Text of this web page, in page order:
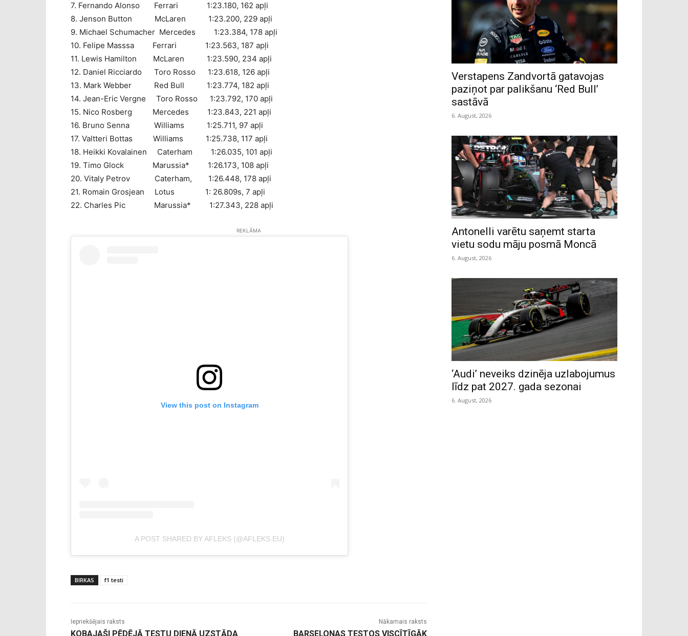
7. Fernando Alonso Ferrari 1:23.180, 162 apļi
8. Jenson Button McLaren 1:23.200, 229 apļi
9. Michael Schumacher Mercedes 1:23.384, 178 apļi
10. Felipe Masssa Ferrari 1:23.563, 187 apļi
11. Lewis Hamilton McLaren 1:23.590, 234 apļi
12. Daniel Ricciardo Toro Rosso 1:23.618, 126 apļi
13. Mark Webber Red Bull 1:23.774, 182 apļi
14. Jean-Eric Vergne Toro Rosso 1:23.792, 170 apļi
15. Nico Rosberg Mercedes 1:23.843, 221 apļi
16. Bruno Senna Williams 1:25.711, 97 apļi
17. Valtteri Bottas Williams 1:25.738, 117 apļi
18. Heikki Kovalainen Caterham 1:26.035, 101 apļi
19. Timo Glock Marussia* 1:26.173, 108 apļi
20. Vitaly Petrov Caterham, 1:26.448, 178 apļi
21. Romain Grosjean Lotus 1: 26.809s, 7 apļi
22. Charles Pic Marussia* 1:27.343, 228 apļi
REKLĀMA
View this post on Instagram
A POST SHARED BY AFLEKS (@AFLEKS.EU)
BIRKAS f1 testi
Iepriekšējais raksts
KOBAJAŠI PĒDĒJĀ TESTU DIENĀ UZSTĀDA
Nākamais raksts
BARSELONAS TESTOS VISCĪTĪGĀK
Verstapens Zandvortā gatavojas
paziņot par palikšanu ‘Red Bull’
sastāvā
6. August, 2026
Antonelli varētu saņemt starta
vietu sodu māju posmā Moncā
6. August, 2026
‘Audi’ neveiks dzinēja uzlabojumus
līdz pat 2027. gada sezonai
6. August, 2026